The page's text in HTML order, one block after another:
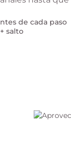
de cada paso
salto